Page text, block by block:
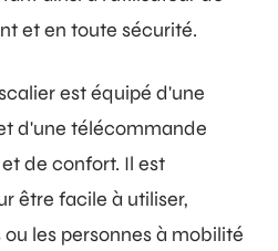
et en toute sécurité.
est équipé d'une
d'une télécommande
de confort. Il est
être facile à utiliser,
les personnes à mobilité